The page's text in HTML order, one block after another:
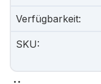
Verfügbarkeit:
SKU: